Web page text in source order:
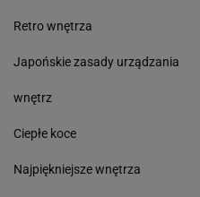
Retro wnętrza
Japońskie zasady urządzania
wnętrz
Ciepłe koce
Najpiękniejsze wnętrza